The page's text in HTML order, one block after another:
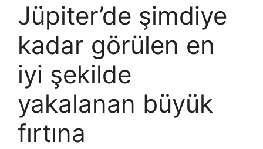
Jüpiter’de şimdiye
kadar görülen en
iyi şekilde
yakalanan büyük
fırtına